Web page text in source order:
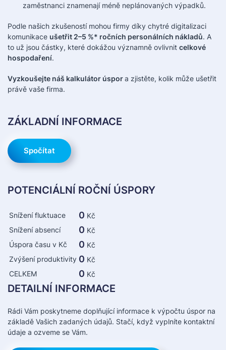
zaměstnanci znamenají méně neplánovaných výpadků.
Podle našich zkušeností mohou firmy díky chytré digitalizaci
komunikace ušetřit 2–5 %* ročních personálních nákladů. A
to už jsou částky, které dokážou významně ovlivnit celkové
hospodaření.
Vyzkoušejte náš kalkulátor úspora zjistěte, kolik může ušetřit
právě vaše firma.
ZÁKLADNÍ INFORMACE
Spočítat
POTENCIÁLNÍ ROČNÍ ÚSPORY
Snížení fluktuace 0 Kč
Snížení absencí
0 Kč
Úspora času v Kč
0 Kč
Zvýšení produktivity 0 Kč
CELKEM
0 Kč
DETAILNÍ INFORMACE
Rádi Vám poskytneme doplňující informace k výpočtu úspor na
základě Vašich zadaných údajů. Stačí, když vyplníte kontaktní
údaje a ozveme se Vám.